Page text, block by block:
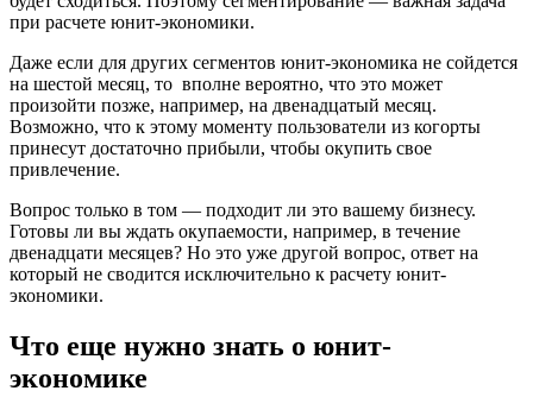
при расчете юнит-экономики.
Даже если для других сегментов юнит-экономика не сойдется
на шестой месяц, то вполне вероятно, что это может
произойти позже, например, на двенадцатый месяц.
Возможно, что к этому моменту пользователи из когорты
принесут достаточно прибыли, чтобы окупить свое
привлечение.
Вопрос только в том — подходит ли это вашему бизнесу.
Готовы ли вы ждать окупаемости, например, в течение
двенадцати месяцев? Но это уже другой вопрос, ответ на
который не сводится исключительно к расчету юнит-
экономики.
Что еще нужно знать о юнит-
экономике